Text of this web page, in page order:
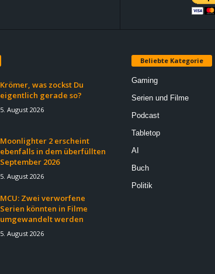
Krömer, was zockst Du
eigentlich gerade so?
5. August 2026
Moonlighter 2 erscheint
ebenfalls in dem überfüllten
September 2026
5. August 2026
MCU: Zwei verworfene
Serien könnten in Filme
umgewandelt werden
5. August 2026
Beliebte Kategorie
Gaming
Serien und Filme
Podcast
Tabletop
AI
Buch
Politik